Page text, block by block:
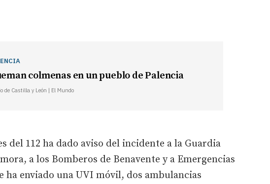
colmenas en un pueblo de Palencia
de Castilla y León | El Mundo
del 112 ha dado aviso del incidente a la Guardia
a los Bomberos de Benavente y a Emergencias
ha enviado una UVI móvil, dos ambulancias